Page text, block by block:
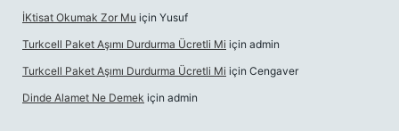
İKtisat Okumak Zor Mu için Yusuf
Turkcell Paket Aşımı Durdurma Ücretli Mi için admin
Turkcell Paket Aşımı Durdurma Ücretli Mi için Cengaver
Dinde Alamet Ne Demek için admin